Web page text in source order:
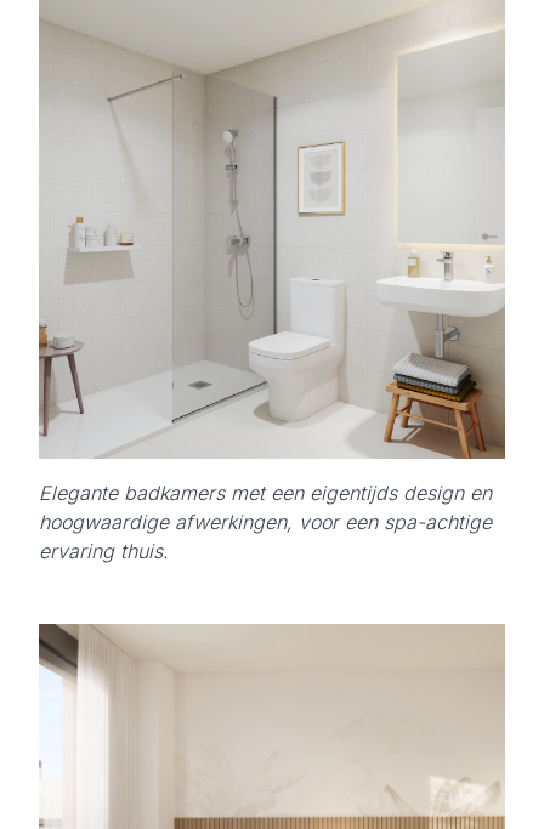
Elegante badkamers met een eigentijds design en
hoogwaardige afwerkingen, voor een spa-achtige
ervaring thuis.